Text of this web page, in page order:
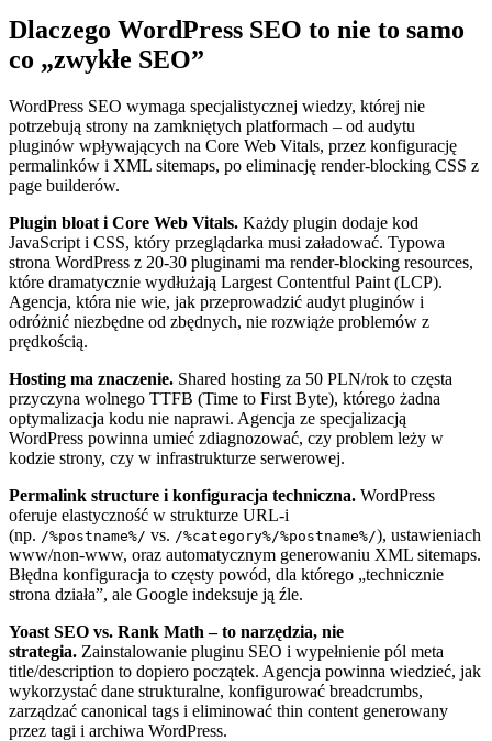
Dlaczego WordPress SEO to nie to samo
co „zwykłe SEO”
WordPress SEO wymaga specjalistycznej wiedzy, której nie
potrzebują strony na zamkniętych platformach – od audytu
pluginów wpływających na Core Web Vitals, przez konfigurację
permalinków i XML sitemaps, po eliminację render-blocking CSS z
page builderów.
Plugin bloat i Core Web Vitals. Każdy plugin dodaje kod
JavaScript i CSS, który przeglądarka musi załadować. Typowa
strona WordPress z 20-30 pluginami ma render-blocking resources,
które dramatycznie wydłużają Largest Contentful Paint (LCP).
Agencja, która nie wie, jak przeprowadzić audyt pluginów i
odróżnić niezbędne od zbędnych, nie rozwiąże problemów z
prędkością.
Hosting ma znaczenie. Shared hosting za 50 PLN/rok to częsta
przyczyna wolnego TTFB (Time to First Byte), którego żadna
optymalizacja kodu nie naprawi. Agencja ze specjalizacją
WordPress powinna umieć zdiagnozować, czy problem leży w
kodzie strony, czy w infrastrukturze serwerowej.
Permalink structure i konfiguracja techniczna. WordPress
oferuje elastyczność w strukturze URL-i
(np. /%postname%/ vs. /%category%/%postname%/), ustawieniach
www/non-www, oraz automatycznym generowaniu XML sitemaps.
Błędna konfiguracja to częsty powód, dla którego „technicznie
strona działa”, ale Google indeksuje ją źle.
Yoast SEO vs. Rank Math – to narzędzia, nie
strategia. Zainstalowanie pluginu SEO i wypełnienie pól meta
title/description to dopiero początek. Agencja powinna wiedzieć, jak
wykorzystać dane strukturalne, konfigurować breadcrumbs,
zarządzać canonical tags i eliminować thin content generowany
przez tagi i archiwa WordPress.